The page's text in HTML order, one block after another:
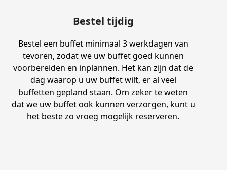
Bestel tijdig
Bestel een buffet minimaal 3 werkdagen van
tevoren, zodat we uw buffet goed kunnen
voorbereiden en inplannen. Het kan zijn dat de
dag waarop u uw buffet wilt, er al veel
buffetten gepland staan. Om zeker te weten
dat we uw buffet ook kunnen verzorgen, kunt u
het beste zo vroeg mogelijk reserveren.